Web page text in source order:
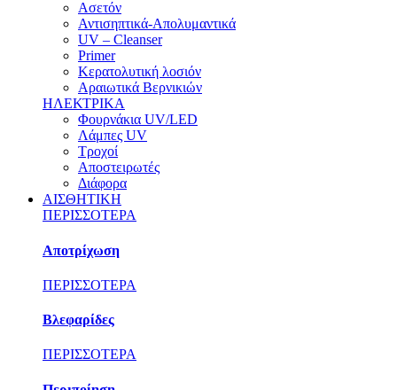
Ασετόν
Αντισηπτικά-Απολυμαντικά
UV – Cleanser
Primer
Κερατολυτική λοσιόν
Αραιωτικά Βερνικιών
ΗΛΕΚΤΡΙΚΑ
Φουρνάκια UV/LED
Λάμπες UV
Τροχοί
Αποστειρωτές
Διάφορα
ΑΙΣΘΗΤΙΚΗ
ΠΕΡΙΣΣΟΤΕΡΑ
Αποτρίχωση
ΠΕΡΙΣΣΟΤΕΡΑ
Βλεφαρίδες
ΠΕΡΙΣΣΟΤΕΡΑ